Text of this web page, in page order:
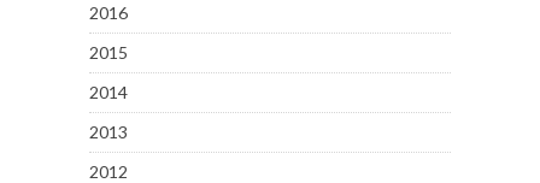
2016
2015
2014
2013
2012